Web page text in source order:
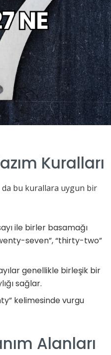
Kuralları
da bu kurallara uygun bir
ile birler basamağı
seven”, “thirty-two”
genellikle birleşik bir
sağlar.
kelimesinde vurgu
Alanları